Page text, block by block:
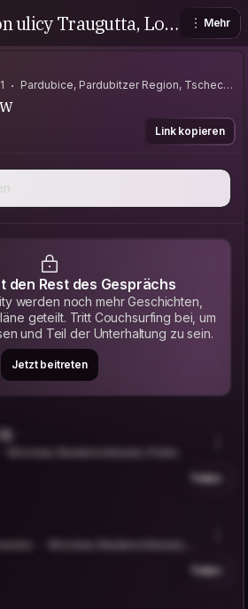
ulicy Traugutta, Low
Poland
Mehr
Pardubice, Pardubitzer Region, Tschechi
Link kopieren
den Rest des Gesprächs
werden noch mehr Geschichten,
geteilt. Tritt Couchsurfing bei, um
und Teil der Unterhaltung zu sein.
Jetzt beitreten
Wroclaw, Niederschlesien, Polen
Teilen
Wroclaw, Niederschlesien, Po
Teilen